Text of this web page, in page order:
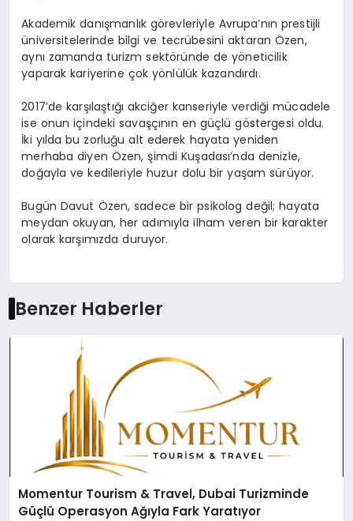
Akademik danışmanlık görevleriyle Avrupa’nın prestijli
üniversitelerinde bilgi ve tecrübesini aktaran Özen,
aynı zamanda turizm sektöründe de yöneticilik
yaparak kariyerine çok yönlülük kazandırdı.
2017’de karşılaştığı akciğer kanseriyle verdiği mücadele
ise onun içindeki savaşçının en güçlü göstergesi oldu.
İki yılda bu zorluğu alt ederek hayata yeniden
merhaba diyen Özen, şimdi Kuşadası’nda denizle,
doğayla ve kedileriyle huzur dolu bir yaşam sürüyor.
Bugün Davut Özen, sadece bir psikolog değil; hayata
meydan okuyan, her adımıyla ilham veren bir karakter
olarak karşımızda duruyor.
Benzer Haberler
Momentur Tourism & Travel, Dubai Turizminde
Güçlü Operasyon Ağıyla Fark Yaratıyor